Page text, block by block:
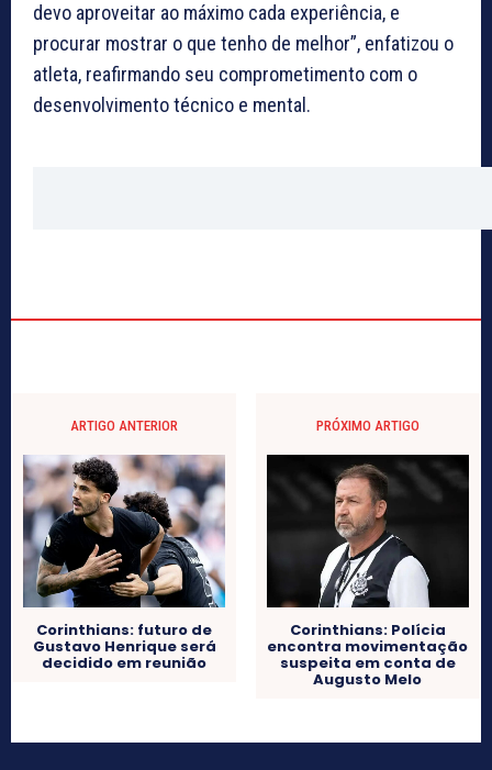
devo aproveitar ao máximo cada experiência, e
procurar mostrar o que tenho de melhor”, enfatizou o
atleta, reafirmando seu comprometimento com o
desenvolvimento técnico e mental.
ARTIGO ANTERIOR
Corinthians: futuro de
Gustavo Henrique será
decidido em reunião
PRÓXIMO ARTIGO
Corinthians: Polícia
encontra movimentação
suspeita em conta de
Augusto Melo